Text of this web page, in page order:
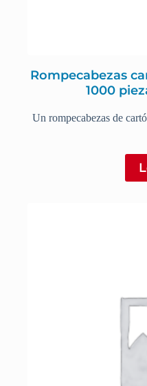
Rompecabezas
1000
Un rompecabezas de